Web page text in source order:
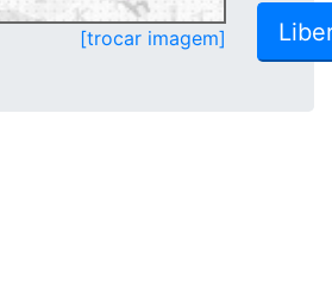
[trocar imagem]